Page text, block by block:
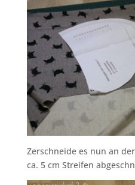
Zerschneide es nun an
ca. 5 cm Streifen